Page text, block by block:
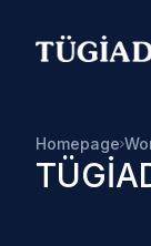
Your
Homepage